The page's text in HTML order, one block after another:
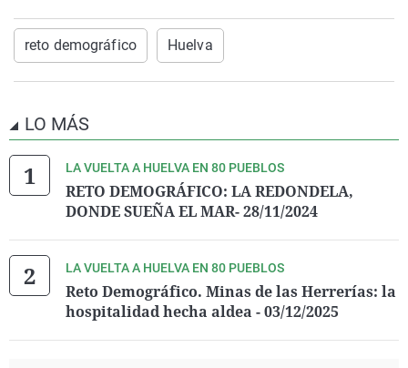
reto demográfico Huelva
LO MÁS
LA VUELTA A HUELVA EN 80 PUEBLOS
RETO DEMOGRÁFICO: LA REDONDELA,
DONDE SUEÑA EL MAR- 28/11/2024
LA VUELTA A HUELVA EN 80 PUEBLOS
Reto Demográfico. Minas de las Herrerías: la
hospitalidad hecha aldea - 03/12/2025